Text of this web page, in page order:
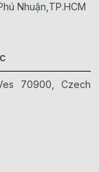
Nhuận,TP.HCM
70900, Czech